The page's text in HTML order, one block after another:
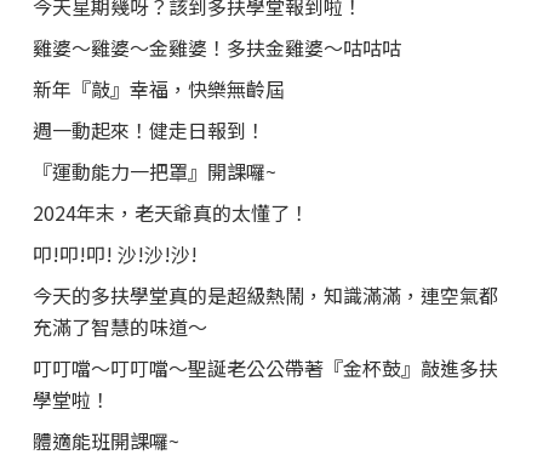
今天星期幾呀？該到多扶學堂報到啦！
雞婆～雞婆～金雞婆！多扶金雞婆～咕咕咕
新年『敲』幸福，快樂無齡屆
週一動起來！健走日報到！
『運動能力一把罩』開課囉~
2024年末，老天爺真的太懂了！
叩!叩!叩! 沙!沙!沙!
今天的多扶學堂真的是超級熱鬧，知識滿滿，連空氣都
充滿了智慧的味道～
叮叮噹～叮叮噹～聖誕老公公帶著『金杯鼓』敲進多扶
學堂啦！
體適能班開課囉~